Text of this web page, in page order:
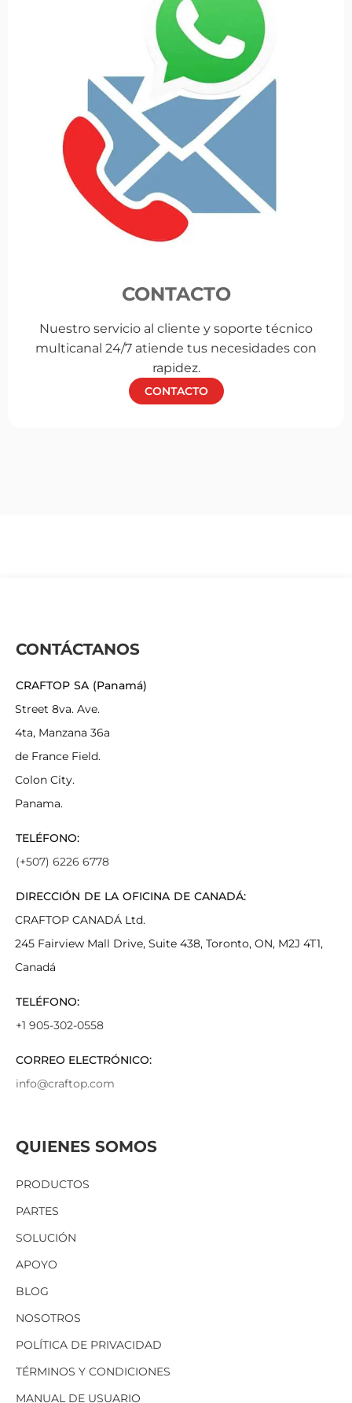
CONTACTO
Nuestro servicio al cliente y soporte técnico
multicanal 24/7 atiende tus necesidades con
rapidez.
CONTACTO
QUIENES SOMOS
PRODUCTOS
PARTES
SOLUCIÓN
APOYO
BLOG
NOSOTROS
POLÍTICA DE PRIVACIDAD
TÉRMINOS Y CONDICIONES
MANUAL DE USUARIO
CONTÁCTANOS
CRAFTOP SA (Panamá)
Street 8va. Ave.
4ta, Manzana 36a
de France Field.
Colon City.
Panama.
TELÉFONO:
(+507) 6226 6778
DIRECCIÓN DE LA OFICINA DE CANADÁ:
CRAFTOP CANADÁ Ltd.
245 Fairview Mall Drive, Suite 438, Toronto, ON, M2J 4T1,
Canadá
TELÉFONO:
+1 905-302-0558
CORREO ELECTRÓNICO:
info@craftop.com